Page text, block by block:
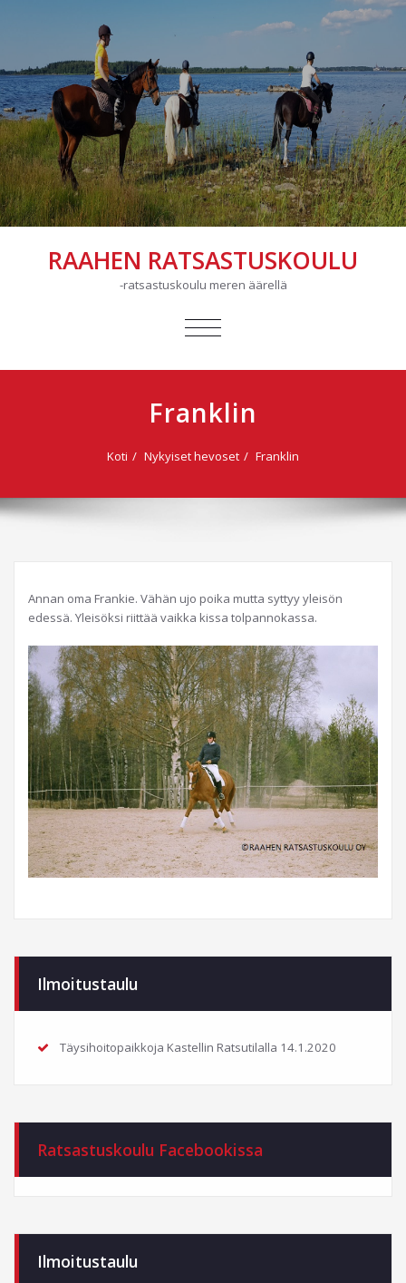
RAAHEN RATSASTUSKOULU
-ratsastuskoulu meren äärellä
AVAA/SULJE
Franklin
Koti Nykyiset hevoset Franklin
Annan oma Frankie. Vähän ujo poika mutta syttyy yleisön
edessä. Yleisöksi riittää vaikka kissa tolpannokassa.
Ilmoitustaulu
Täysihoitopaikkoja Kastellin Ratsutilalla 14.1.2020
Ratsastuskoulu Facebookissa
Ilmoitustaulu